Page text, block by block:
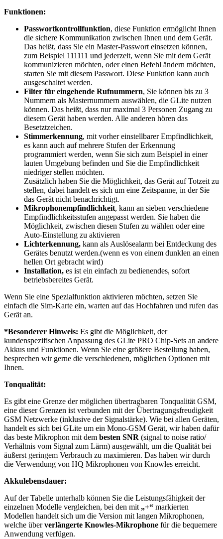
Funktionen:
Passwortkontrollfunktion, diese Funktion ermöglicht Ihnen
die sichere Kommunikation zwischen Ihnen und dem Gerät.
Das heißt, dass Sie ein Master-Passwort einsetzen können,
zum Beispiel 111111 und jederzeit, wenn Sie mit dem Gerät
kommunizieren möchten, oder einen Befehl ändern möchten,
starten Sie mit diesem Passwort. Diese Funktion kann auch
ausgeschaltet werden.
Filter für eingehende Rufnummern, Sie können bis zu 3
Nummern als Masternummern auswählen, die GLite nutzen
können. Das heißt, dass nur maximal 3 Personen Zugang zu
diesem Gerät haben werden. Alle anderen hören das
Besetztzeichen.
Stimmerkennung, mit vorher einstellbarer Empfindlichkeit,
es kann auch auf mehrere Stufen der Erkennung
programmiert werden, wenn Sie sich zum Beispiel in einer
lauten Umgebung befinden und Sie die Empfindlichkeit
niedriger stellen möchten.
Zusätzlich haben Sie die Möglichkeit, das Gerät auf Totzeit zu
stellen, dabei handelt es sich um eine Zeitspanne, in der Sie
das Gerät nicht benachrichtigt.
Mikrophonempfindlichkeit, kann an sieben verschiedene
Empfindlichkeitsstufen angepasst werden. Sie haben die
Möglichkeit, zwischen diesen Stufen zu wählen oder eine
Auto-Einstellung zu aktivieren
Lichterkennung, kann als Auslösealarm bei Entdeckung des
Gerätes benutzt werden.(wenn es von einem dunklen an einen
hellen Ort gebracht wird)
Installation, es ist ein einfach zu bedienendes, sofort
betriebsbereites Gerät.
Wenn Sie eine Spezialfunktion aktivieren möchten, setzen Sie
einfach die Sim-Karte ein, warten auf das Hochfahren und rufen das
Gerät an.
*Besonderer Hinweis: Es gibt die Möglichkeit, der
kundenspezifischen Anpassung des GLite PRO Chip-Sets an andere
Akkus und Funktionen. Wenn Sie eine größere Bestellung haben,
besprechen wir gerne die verschiedenen, möglichen Optionen mit
Ihnen.
Tonqualität:
Es gibt eine Grenze der möglichen übertragbaren Tonqualität GSM,
eine dieser Grenzen ist verbunden mit der Übertragungsfreudigkeit
GSM Netzwerke (inklusive der Signalstärke). Wie bei allen Geräten,
handelt es sich bei GLite um ein Mono-GSM Gerät, wir haben dafür
das beste Mikrophon mit dem besten SNR (signal to noise ratio/
Verhältnis vom Signal zum Lärm) ausgewählt, um die Qualität bei
äußerst geringem Verbrauch zu maximieren. Das haben wir durch
die Verwendung von HQ Mikrophonen von Knowles erreicht.
Akkulebensdauer:
Auf der Tabelle unterhalb können Sie die Leistungsfähigkeit der
einzelnen Modelle vergleichen, bei den mit „+“ markierten
Modellen handelt sich um die Version mit langen Mikrophonen,
welche überverlängerte Knowles-Mikrophone für die bequemere
Anwendung verfügen.